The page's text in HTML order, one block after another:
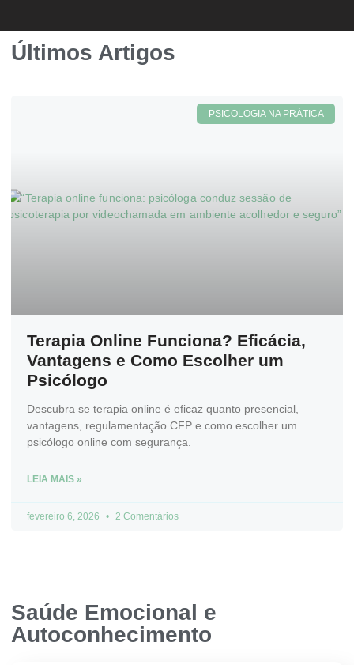
Últimos Artigos
PSICOLOGIA NA PRÁTICA
Terapia Online Funciona? Eficácia,
Vantagens e Como Escolher um
Psicólogo
Descubra se terapia online é eficaz quanto presencial,
vantagens, regulamentação CFP e como escolher um
psicólogo online com segurança.
LEIA MAIS »
fevereiro 6, 2026 2 Comentários
Saúde Emocional e
Autoconhecimento